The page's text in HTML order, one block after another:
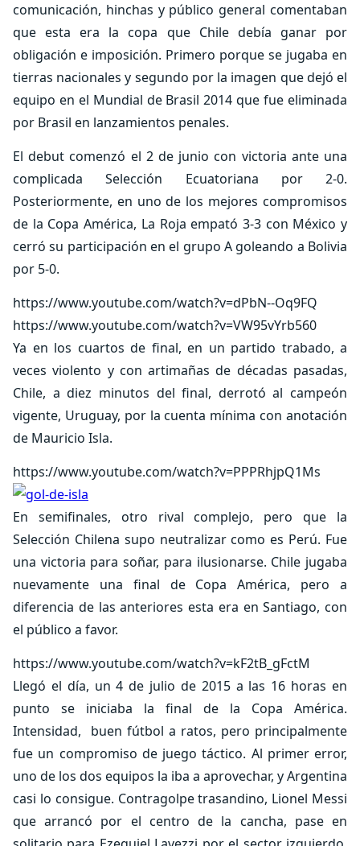
comunicación, hinchas y público general comentaban
que esta era la copa que Chile debía ganar por
obligación e imposición. Primero porque se jugaba en
tierras nacionales y segundo por la imagen que dejó el
equipo en el Mundial de Brasil 2014 que fue eliminada
por Brasil en lanzamientos penales.
El debut comenzó el 2 de junio con victoria ante una
complicada Selección Ecuatoriana por 2-0.
Posteriormente, en uno de los mejores compromisos
de la Copa América, La Roja empató 3-3 con México y
cerró su participación en el grupo A goleando a Bolivia
por 5-0.
https://www.youtube.com/watch?v=dPbN--Oq9FQ
https://www.youtube.com/watch?v=VW95vYrb560
Ya en los cuartos de final, en un partido trabado, a
veces violento y con artimañas de décadas pasadas,
Chile, a diez minutos del final, derrotó al campeón
vigente, Uruguay, por la cuenta mínima con anotación
de Mauricio Isla.
https://www.youtube.com/watch?v=PPPRhjpQ1Ms
En semifinales, otro rival complejo, pero que la
Selección Chilena supo neutralizar como es Perú. Fue
una victoria para soñar, para ilusionarse. Chile jugaba
nuevamente una final de Copa América, pero a
diferencia de las anteriores esta era en Santiago, con
el público a favor.
https://www.youtube.com/watch?v=kF2tB_gFctM
Llegó el día, un 4 de julio de 2015 a las 16 horas en
punto se iniciaba la final de la Copa América.
Intensidad, buen fútbol a ratos, pero principalmente
fue un compromiso de juego táctico. Al primer error,
uno de los dos equipos la iba a aprovechar, y Argentina
casi lo consigue. Contragolpe trasandino, Lionel Messi
que arrancó por el centro de la cancha, pase en